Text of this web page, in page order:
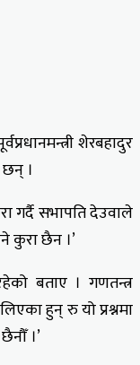
शेरबहादुर
।
गर्दै सभापति देउवाले
कुरा छैन ।’
बताए । गणतन्त्र
हुन् रु यो प्रश्नमा
।’